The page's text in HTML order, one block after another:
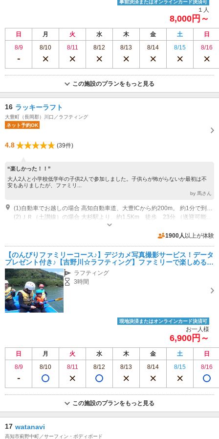
事前決済またはオンラインカード決済可
１人
8,000円～
日 月 火 水 木 金 土
日
8/9
8/10 8/11 8/12 8/13 8/14 8/15 8/16
この施設のプランをもっと見る
16 ラッキーラフト
大豊町（長岡郡）川口／ラフティング
ネット予約OK
4.8 (39件)
“楽しかった！！”
大人2人と小学校低学年の子供2人で参加しました。子供らが怖がらないか最初は不
安もありましたが、ファミリ...
by 馬さん
1900人 以上が体験
【のんびりファミリーコース♪】デジカメ写真撮影サービス！データ
プレゼント付き♪【吉野川☆ラフティング】ファミリーで楽しめる
【大豊ICより車で約1分の好アクセス】【ファミリー・女性・カップ
ルにおすすめ】
ラフティング
3時間
現地決済またはオンラインカード決済可
お一人様
6,900円～
日 月 火 水 木 金 土
日
8/9
8/10 8/11 8/12 8/13 8/14 8/15 8/16
この施設のプランをもっと見る
17 watanavi
高知市薊野中町／サーフィン・ボディボード